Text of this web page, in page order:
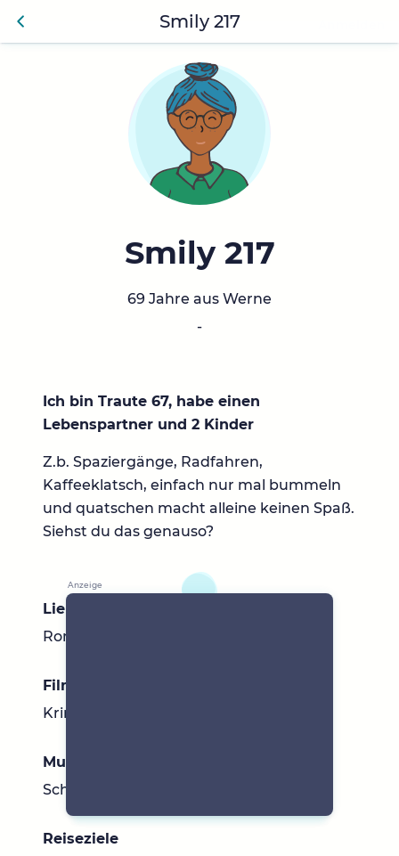
Zurü
Smily 217
Smily 217
69 Jahre aus Werne
-
Ich bin Traute 67, habe einen
Lebenspartner und 2 Kinder
Z.b. Spaziergänge, Radfahren,
Kaffeeklatsch, einfach nur mal bummeln
und quatschen macht alleine keinen Spaß.
Siehst du das genauso?
Lieblingsbücher
Romane zum abschalten
Filme & Serien
Krimis
Musik
Schlager
Reiseziele